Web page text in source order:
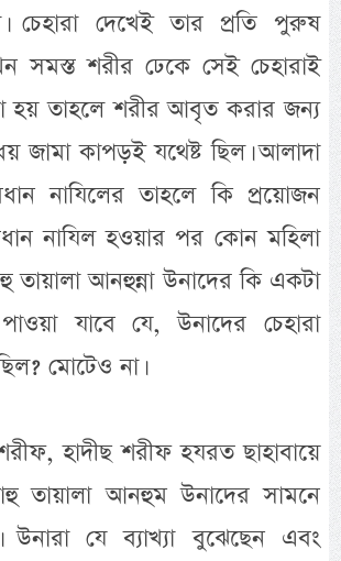
চেহারা দেখেই তার প্রতি পুরুষ
সমস্ত শরীর ঢেকে সেই চেহারাই
হয় তাহলে শরীর আবৃত করার জন্য
জামা কাপড়ই যথেষ্ট ছিল। আলাদা
নাযিলের তাহলে কি প্রয়োজন
নাযিল হওয়ার পর কোন মহিলা
তায়ালা আনহুন্না উনাদের কি একটা
যাবে যে, উনাদের চেহারা
মোটেও না।
হাদীছ শরীফ হযরত ছাহাবায়ে
তায়ালা আনহুম উনাদের সামনে
উনারা যে ব্যাখ্যা বুঝেছেন এবং